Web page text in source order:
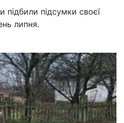
підбили підсумки своєї
липня.